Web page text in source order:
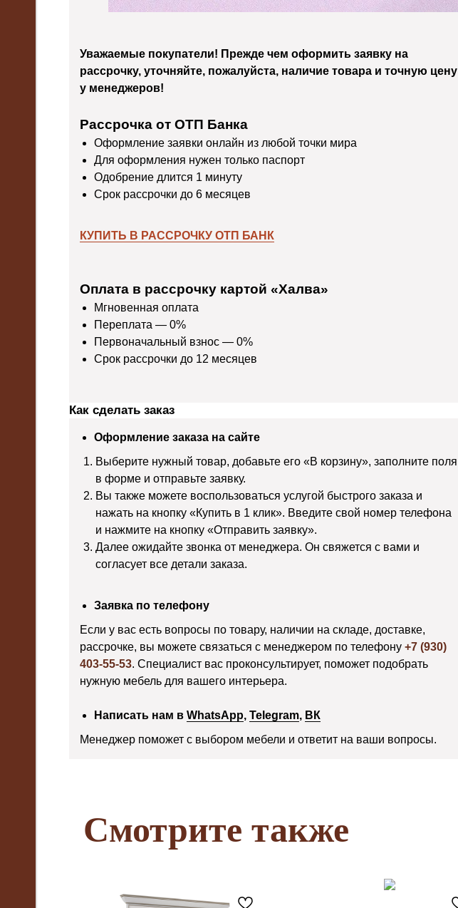
Уважаемые покупатели! Прежде чем оформить заявку на
рассрочку, уточняйте, пожалуйста, наличие товара и точную цену
у менеджеров!
Рассрочка от ОТП Банка
Оформление заявки онлайн из любой точки мира
Для оформления нужен только паспорт
Одобрение длится 1 минуту
Срок рассрочки до 6 месяцев
КУПИТЬ В РАССРОЧКУ ОТП БАНК
Оплата в рассрочку картой «Халва»
Мгновенная оплата
Переплата — 0%
Первоначальный взнос — 0%
Срок рассрочки до 12 месяцев
Как сделать заказ
Оформление заказа на сайте
Выберите нужный товар, добавьте его «В корзину», заполните поля
в форме и отправьте заявку.
Вы также можете воспользоваться услугой быстрого заказа и
нажать на кнопку «Купить в 1 клик». Введите свой номер телефона
и нажмите на кнопку «Отправить заявку».
Далее ожидайте звонка от менеджера. Он свяжется с вами и
согласует все детали заказа.
Заявка по телефону
Если у вас есть вопросы по товару, наличии на складе, доставке,
рассрочке, вы можете связаться с менеджером по телефону +7 (930)
403-55-53. Специалист вас проконсультирует, поможет подобрать
нужную мебель для вашего интерьера.
Написать нам в WhatsApp, Telegram, ВК
Менеджер поможет с выбором мебели и ответит на ваши вопросы.
Смотрите также